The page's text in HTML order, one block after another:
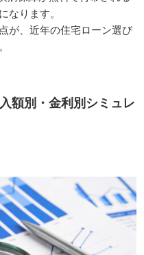
なります。
が、近年の住宅ローン選び
額別・金利別シミュレ